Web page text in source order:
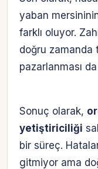
yaban
farklı oluyor.
doğru zamanda
pazarlanması
Sonuç olarak,
yetiştiriciliği
bir süreç.
gitmiyor ama